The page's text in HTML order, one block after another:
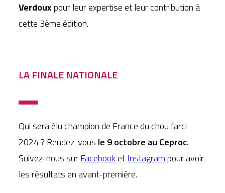
Verdouxpour leur expertise et leur contribution à
cette 3ème édition.
LA FINALE NATIONALE
Qui sera élu champion de France du chou farci
2024 ? Rendez-vous le 9 octobre au Ceproc.
Suivez-nous surFacebooketInstagrampour avoir
les résultats en avant-première.